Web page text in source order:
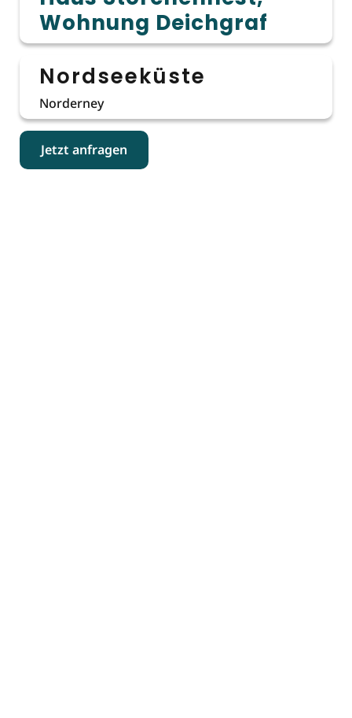
Wohnung Deichgraf
Nordseeküste
Norderney
Jetzt anfragen